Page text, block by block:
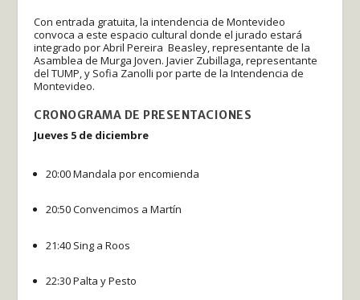
Con entrada gratuita, la intendencia de Montevideo
convoca a este espacio cultural donde el jurado estará
integrado por Abril Pereira Beasley, representante de la
Asamblea de Murga Joven. Javier Zubillaga, representante
del TUMP, y Sofia Zanolli por parte de la Intendencia de
Montevideo.
CRONOGRAMA DE PRESENTACIONES
Jueves 5 de diciembre
20:00 Mandala por encomienda
20:50 Convencimos a Martín
21:40 Sing a Roos
22:30 Palta y Pesto